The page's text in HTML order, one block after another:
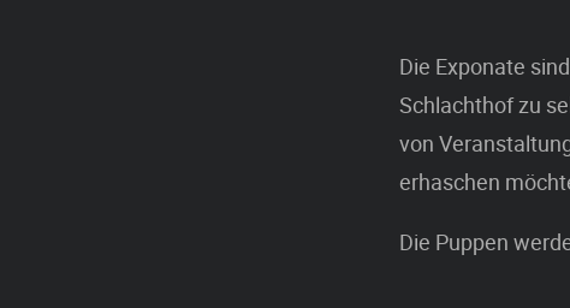
Die Exponate
Schlachthof zu
von
erhaschen
Die Puppen